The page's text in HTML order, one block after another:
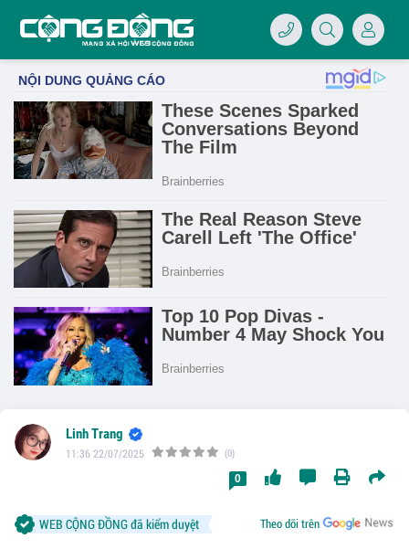
Linh Trang
11:36 22/07/2025 (0)
0
Theo dõi trên
WEB CỘNG ĐỒNG đã kiểm duyệt
07/LOGO-